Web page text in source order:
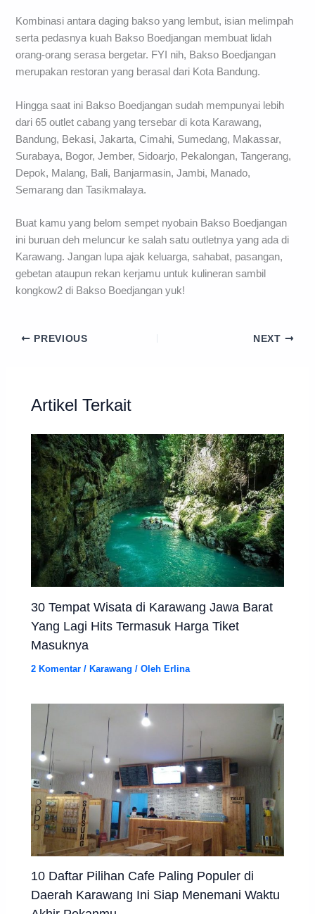
Kombinasi antara daging bakso yang lembut, isian melimpah
serta pedasnya kuah Bakso Boedjangan membuat lidah
orang-orang serasa bergetar. FYI nih, Bakso Boedjangan
merupakan restoran yang berasal dari Kota Bandung.
Hingga saat ini Bakso Boedjangan sudah mempunyai lebih
dari 65 outlet cabang yang tersebar di kota Karawang,
Bandung, Bekasi, Jakarta, Cimahi, Sumedang, Makassar,
Surabaya, Bogor, Jember, Sidoarjo, Pekalongan, Tangerang,
Depok, Malang, Bali, Banjarmasin, Jambi, Manado,
Semarang dan Tasikmalaya.
Buat kamu yang belom sempet nyobain Bakso Boedjangan
ini buruan deh meluncur ke salah satu outletnya yang ada di
Karawang. Jangan lupa ajak keluarga, sahabat, pasangan,
gebetan ataupun rekan kerjamu untuk kulineran sambil
kongkow2 di Bakso Boedjangan yuk!
PREVIOUS NEXT
Artikel Terkait
30 Tempat Wisata di Karawang Jawa Barat
Yang Lagi Hits Termasuk Harga Tiket
Masuknya
2 Komentar /Karawang / OlehErlina
10 Daftar Pilihan Cafe Paling Populer di
Daerah Karawang Ini Siap Menemani Waktu